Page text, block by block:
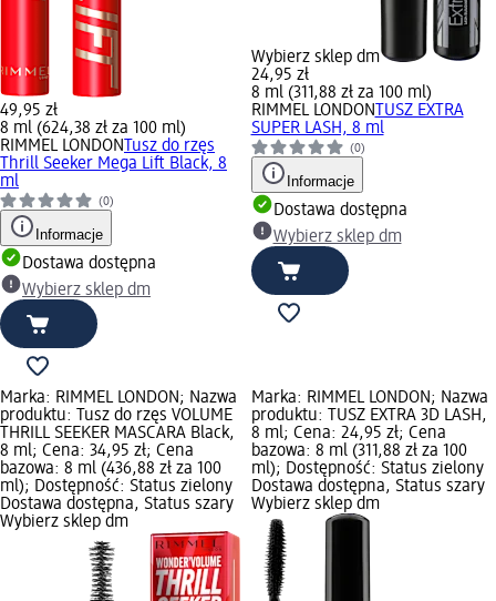
49,95 zł
8 ml (624,38 zł za 100 ml)
RIMMEL LONDON
Tusz do rzęs
Thrill Seeker Mega Lift Black, 8
ml
(0)
Informacje
Dostawa dostępna
Wybierz sklep dm
Wybierz sklep dm
24,95 zł
8 ml (311,88 zł za 100 ml)
RIMMEL LONDON TUSZ EXTRA
SUPER LASH, 8 ml
(0)
Informacje
Dostawa dostępna
Wybierz sklep dm
Marka: RIMMEL LONDON; Nazwa
produktu: Tusz do rzęs VOLUME
THRILL SEEKER MASCARA Black,
8 ml; Cena: 34,95 zł; Cena
bazowa: 8 ml (436,88 zł za 100
ml); Dostępność: Status zielony
Dostawa dostępna, Status szary
Wybierz sklep dm
Marka: RIMMEL LONDON; Nazwa
produktu: TUSZ EXTRA 3D LASH,
8 ml; Cena: 24,95 zł; Cena
bazowa: 8 ml (311,88 zł za 100
ml); Dostępność: Status zielony
Dostawa dostępna, Status szary
Wybierz sklep dm